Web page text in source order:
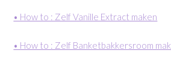
• How to : Zelf Vanille Extract maken
• How to : Zelf Banketbakkersroom